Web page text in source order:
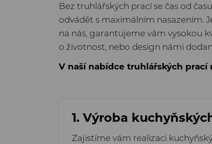
Bez truhlářských prací se čas od
odvádět s maximálním nasazením.
na nás, garantujeme vám vysokou
o životnost, nebo design námi
V naší nabídce truhlářských
1. Výroba
Zajistíme vám realizaci